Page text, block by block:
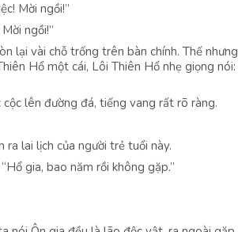
Mời ngồi!”
ngồi!”
lại vài chỗ trống trên bàn chính. Thế nhưng
Hổ một cái, Lôi Thiên Hổ nhẹ giọng nói:
lên đường đá, tiếng vang rất rõ ràng.
ra lai lịch của người trẻ tuổi này.
gia, bao năm rồi không gặp.”